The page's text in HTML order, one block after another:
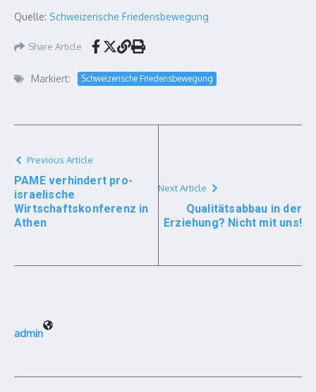
Quelle: Schweizerische Friedensbewegung
Share Article
Markiert: Schweizerische Friedensbewegung
Previous Article
PAME verhindert pro-
israelische
Wirtschaftskonferenz in
Athen
Next Article
Qualitätsabbau in der
Erziehung? Nicht mit uns!
admin